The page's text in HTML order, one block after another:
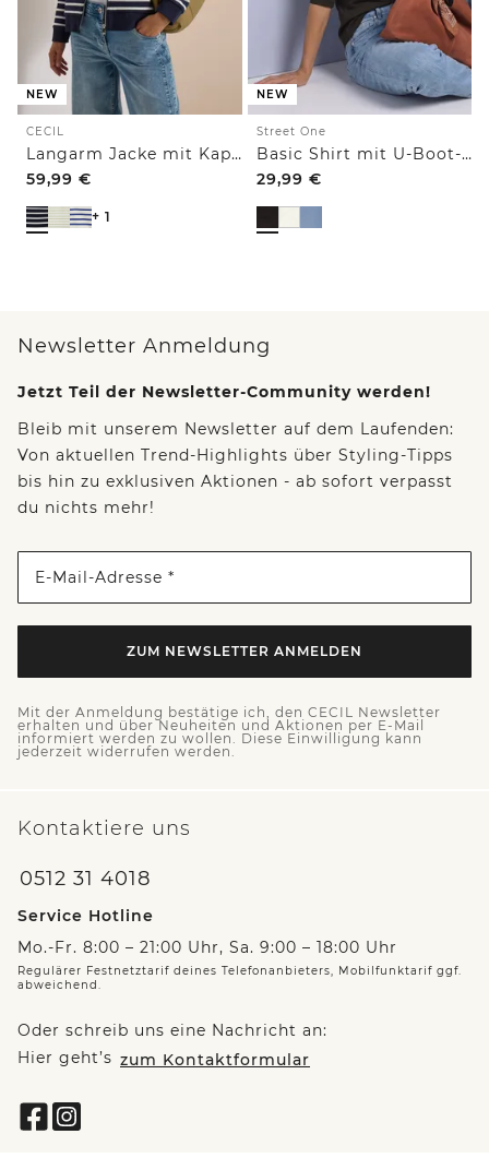
NEW
CECIL
Langarm Jacke mit Kapuze und Struktur
59,99 €
+ 1
NEW
Street One
Basic Shirt mit U-Boot-Ausschnitt
29,99 €
Newsletter Anmeldung
Jetzt Teil der Newsletter-Community werden!
Bleib mit unserem Newsletter auf dem Laufenden:
Von aktuellen Trend-Highlights über Styling-Tipps
bis hin zu exklusiven Aktionen - ab sofort verpasst
du nichts mehr!
E-Mail-Adresse *
ZUM NEWSLETTER ANMELDEN
Mit der Anmeldung bestätige ich, den CECIL Newsletter
erhalten und über Neuheiten und Aktionen per E-Mail
informiert werden zu wollen. Diese Einwilligung kann
jederzeit widerrufen werden.
Kontaktiere uns
0512 31 4018
Service Hotline
Mo.-Fr. 8:00 – 21:00 Uhr, Sa. 9:00 – 18:00 Uhr
Regulärer Festnetztarif deines Telefonanbieters, Mobilfunktarif ggf.
abweichend.
Oder schreib uns eine Nachricht an:
Hier geht’s zum Kontaktformular